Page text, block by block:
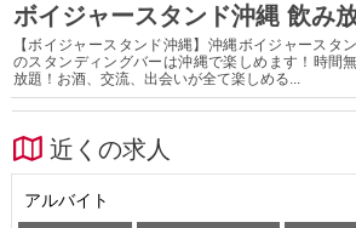
ボイジャースタンド沖縄 飲み
【ボイジャースタンド沖縄】沖縄ボイジャースタ
のスタンディングバーは沖縄で楽しめます！時間
放題！お酒、交流、出会いが全て楽しめる...
近くの求人
アルバイト